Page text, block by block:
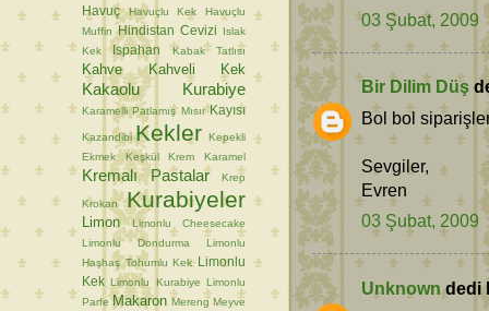
03 Şubat, 2009
Bir Dilim Düş
Bol bol
Sevgiler,
Evren
03 Şubat, 2009
Unknowndedi
Havuç Havuçlu Kek
Havuçlu
Muffin Hindistan Cevizi
Islak
Kek
Ispahan Kabak Tatlısı
Kahve Kahveli Kek
Kakaolu Kurabiye
Karamelli Patlamış Mısır Kayısı
Kazandibi Kekler Kepekli
Ekmek
Keşkül Krem Karamel
Kremalı Pastalar Krep
Krokan Kurabiyeler
Limon
Limonlu Cheesecake
Limonlu Dondurma
Limonlu
Haşhaş Tohumlu Kek
Limonlu
Kek Limonlu Kurabiye Limonlu
Parfe Makaron Mereng Meyve